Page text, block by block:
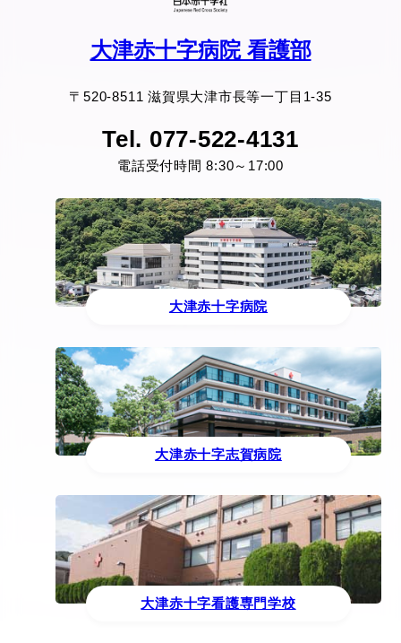
大津赤十字病院 看護部
〒520-8511 滋賀県大津市長等一丁目1-35
Tel. 077-522-4131
電話受付時間 8:30～17:00
大津赤十字病院
大津赤十字志賀病院
大津赤十字看護専門学校